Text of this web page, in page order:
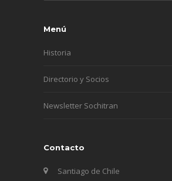
Menú
Historia
Directorio y Socios
Newsletter Sochitran
Contacto
Santiago de Chile